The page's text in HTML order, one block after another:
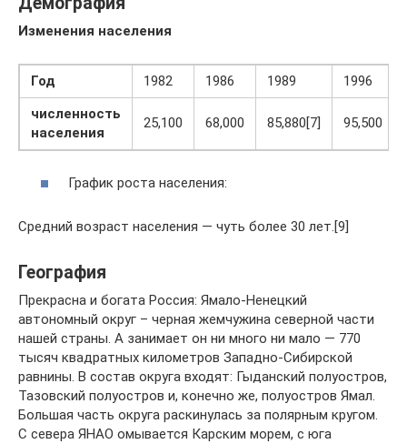
Изменения населения
Год 1982 1986 1989 1996
численность
населения
25,100 68,000 85,880[7] 95,500
График роста населения:
Средний возраст населения — чуть более 30 лет.[9]
География
Прекрасна и богата Россия: Ямало-Ненецкий
автономный округ – черная жемчужина северной части
нашей страны. А занимает он ни много ни мало — 770
тысяч квадратных километров Западно-Сибирской
равнины. В состав округа входят: Гыданский полуостров,
Тазовский полуостров и, конечно же, полуостров Ямал.
Большая часть округа раскинулась за полярным кругом.
С севера ЯНАО омывается Карским морем, с юга